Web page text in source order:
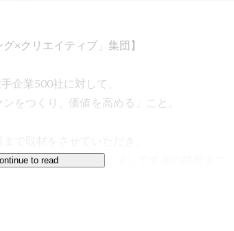
×クリエイティブ」集団】
企業500社に対して、
をつくり、価値を高める」こと。
、ビジネスモデル、そして未来の構想まで、
to read